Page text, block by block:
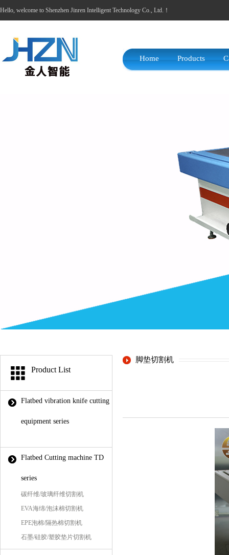
Hello, welcome to Shenzhen Jinren Intelligent Technology Co., Ltd.！
Home Products
Product List
Flatbed vibration knife cutting
equipment series
Flatbed Cutting machine TD
series
碳纤维/玻璃纤维切割机
EVA海绵/泡沫棉切割机
EPE泡棉/隔热棉切割机
石墨/硅胶/塑胶垫片切割机
脚垫切割机